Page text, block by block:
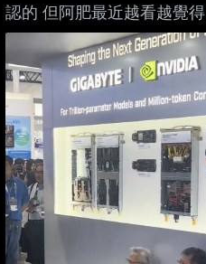
認的 但阿肥最近越看越覺
愛聽的話 來台灣：台灣最
們是AI未來核心 每一站都
命性突破」 「重新定義運
近那種「親民感」操作 科